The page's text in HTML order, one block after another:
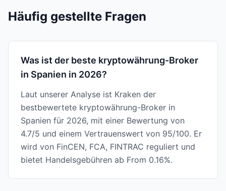
Häufig gestellte Fragen
Was ist der beste kryptowährung-Broker
in Spanien in 2026?
Laut unserer Analyse ist Kraken der
bestbewertete kryptowährung-Broker in
Spanien für 2026, mit einer Bewertung von
4.7/5 und einem Vertrauenswert von 95/100. Er
wird von FinCEN, FCA, FINTRAC reguliert und
bietet Handelsgebühren ab From 0.16%.